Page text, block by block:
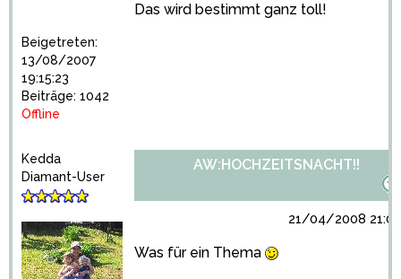
Beigetreten:
13/08/2007
19:15:23
Beiträge: 1042
Offline
Das wird bestimmt ganz toll!
Kedda
Diamant-User
AW:HOCHZEITSNACHT!!
21/04/2008
Was für ein Thema